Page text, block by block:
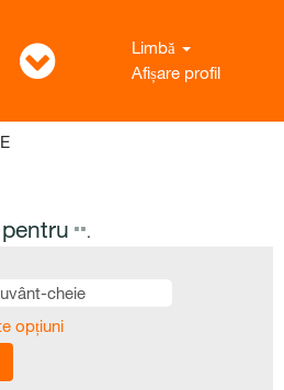
Limbă
Afișare profil
(pagina
"".
opțiuni